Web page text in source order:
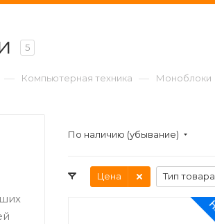
5
— Компьютерная техника — Моноблоки
По наличию (убывание)
Цена Тип товара